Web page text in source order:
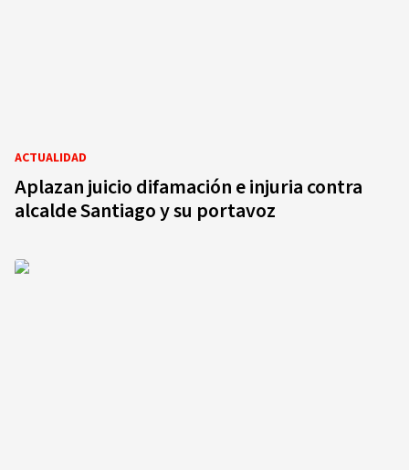
ACTUALIDAD
Aplazan juicio difamación e injuria contra
alcalde Santiago y su portavoz